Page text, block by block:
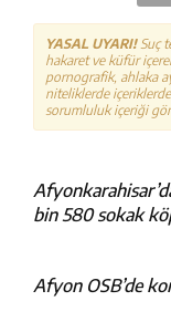
YASAL UYARI!Suç
hakaret ve küfür
pornografik, ahlaka
niteliklerde
sorumluluk içeriği
bin 580 sokak
Afyon OSB’de